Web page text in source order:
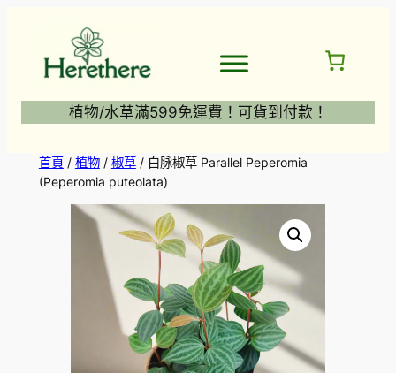
植物/水草滿599免運費！可貨到付款！
首頁/ 植物/ 椒草/ 白脉椒草 Parallel Peperomia
(Peperomia puteolata)